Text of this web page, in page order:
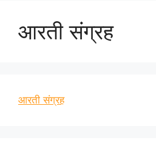
आरती संग्रह
आरती संग्रह